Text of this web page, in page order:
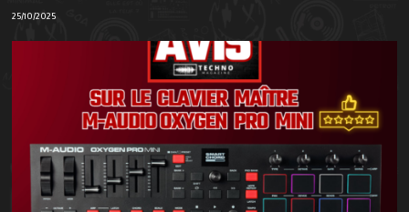
25/10/2025